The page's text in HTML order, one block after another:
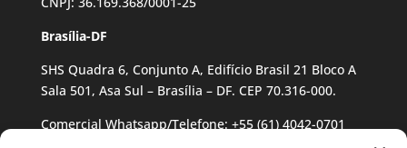
Brasília-DF
SHS Quadra 6, Conjunto A, Edifício Brasil 21 Bloco A
Sala 501, Asa Sul – Brasília – DF. CEP 70.316-000.
Comercial Whatsapp/Telefone: +55 (61) 4042-0701